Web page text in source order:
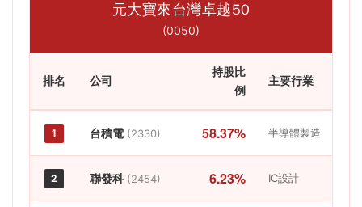
元大寶來台灣卓越50
(0050)
排名 公司
持股比
例
主要行業
1 台積電 (2330) 58.37% 半導體製造
2 聯發科 (2454) 6.23% IC設計